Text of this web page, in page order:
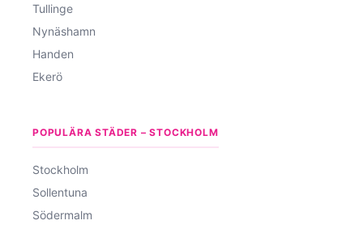
Tullinge
Nynäshamn
Handen
Ekerö
POPULÄRA STÄDER – STOCKHOLM
Stockholm
Sollentuna
Södermalm